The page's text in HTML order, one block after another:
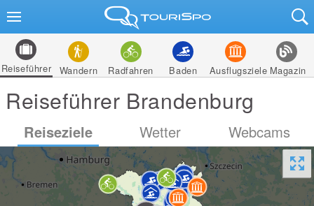
Reiseführer Wandern Radfahren Baden Ausflugsziele Magazin
Reiseführer Brandenburg
Reiseziele Wetter Webcams